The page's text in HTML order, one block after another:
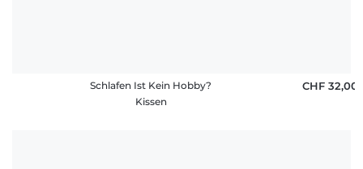
Schlafen Ist Kein Hobby?
Kissen
CHF 32,00